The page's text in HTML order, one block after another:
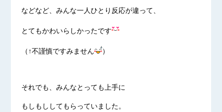
などなど、みんな一人ひとり反応が違って、
とてもかわいらしかったです
（↑不謹慎ですみません ）
それでも、みんなとっても上手に
もしもししてもらっていました。